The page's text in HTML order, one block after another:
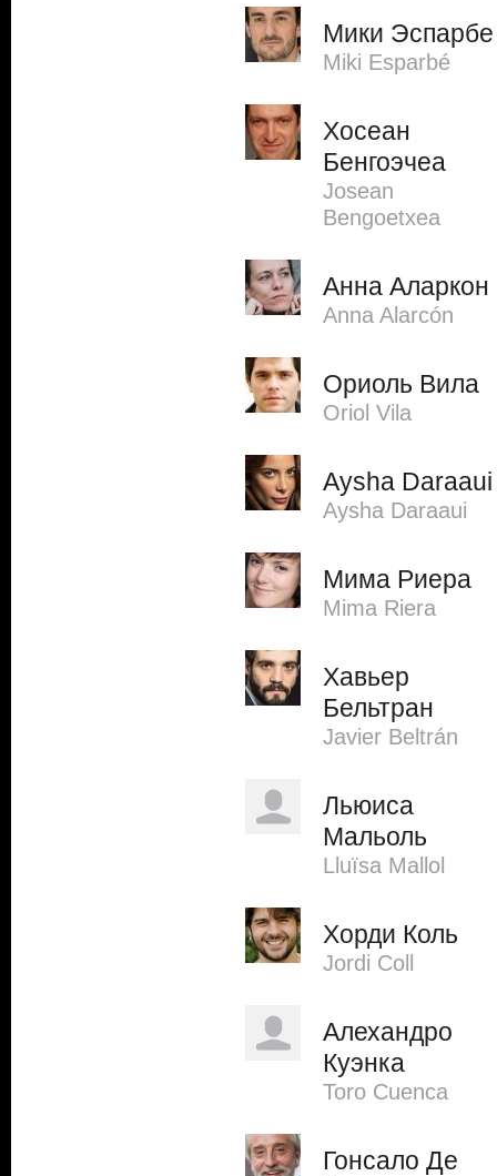
Мики Эспарбе
Miki Esparbé
Хосеан
Бенгоэчеа
Josean
Bengoetxea
Анна Аларкон
Anna Alarcón
Ориоль Вила
Oriol Vila
Aysha Daraaui
Aysha Daraaui
Мима Риера
Mima Riera
Хавьер
Бельтран
Javier Beltrán
Льюиса
Мальоль
Lluïsa Mallol
Хорди Коль
Jordi Coll
Алехандро
Куэнка
Toro Cuenca
Гонсало Де